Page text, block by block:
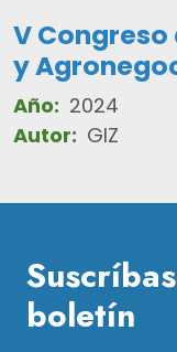
V
y
Año: 2024
Autor: GIZ
boletín